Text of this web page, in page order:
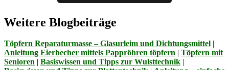
Weitere Blogbeiträge
Töpfern Reparaturmasse – Glasurleim und Dichtungsmittel
Anleitung Eierbecher mittels Pappröhren töpfern
Töpfern mit
Senioren
Basiswissen und Tipps zur Wulsttechnik